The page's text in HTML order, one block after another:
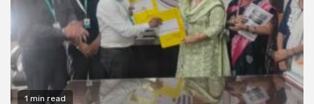
1 min read